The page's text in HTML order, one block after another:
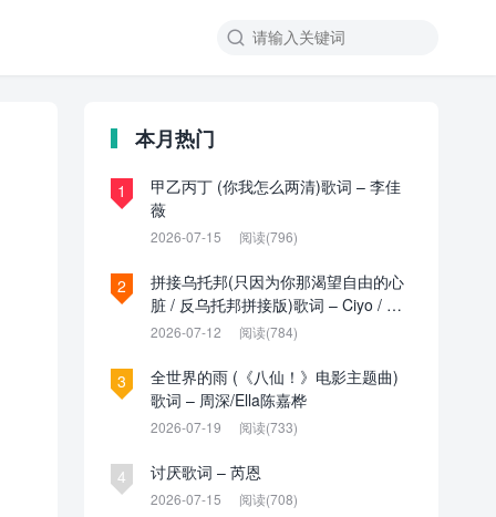

本月热门
1
甲乙丙丁 (你我怎么两清)歌词 – 李佳
薇
2026-07-15 阅读(796)
2
拼接乌托邦(只因为你那渴望自由的心
脏 / 反乌托邦拼接版)歌词 – Ciyo / 见
过夏天P / 乌托邦P
2026-07-12 阅读(784)
3
全世界的雨 (《八仙！》电影主题曲)
歌词 – 周深/Ella陈嘉桦
2026-07-19 阅读(733)
4 讨厌歌词 – 芮恩
2026-07-15 阅读(708)